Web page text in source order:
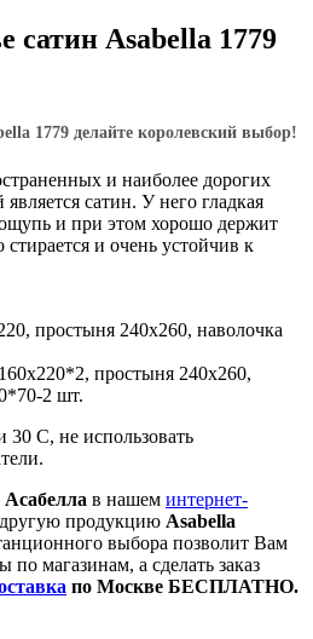
сатин Asabella 1779
1779 делайте королевский выбор!
и наиболее дорогих
сатин. У него гладкая
и при этом хорошо держит
и очень устойчив к
простыня 240х260, наволочка
простыня 240х260,
2 шт.
30 С, не использовать
Асабелла в нашем интернет-
продукцию Asabella
выбора позволит Вам
по магазинам, а сделать заказ
по Москве БЕСПЛАТНО.